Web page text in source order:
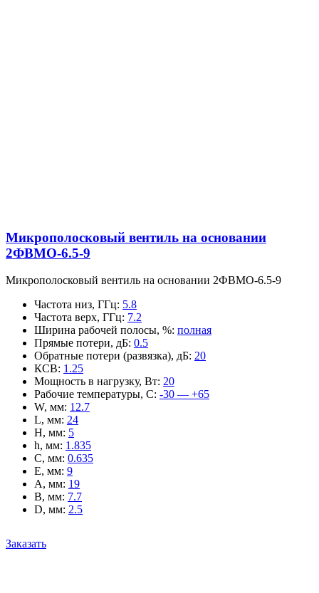
Микрополосковый вентиль на основании
2ФВМO-6.5-9
Микрополосковый вентиль на основании 2ФВМO-6.5-9
Частота низ, ГГц: 5.8
Частота верх, ГГц: 7.2
Ширина рабочей полосы, %: полная
Прямые потери, дБ: 0.5
Обратные потери (развязка), дБ: 20
КСВ: 1.25
Мощность в нагрузку, Вт: 20
Рабочие температуры, С: -30 — +65
W, мм: 12.7
L, мм: 24
H, мм: 5
h, мм: 1.835
C, мм: 0.635
E, мм: 9
A, мм: 19
B, мм: 7.7
D, мм: 2.5
Заказать